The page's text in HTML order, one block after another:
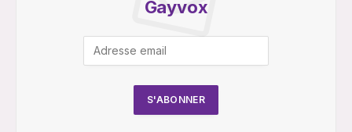
Gayvox